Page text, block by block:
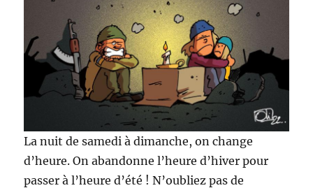
La nuit de samedi à dimanche, on change
d’heure. On abandonne l’heure d’hiver pour
passer à l’heure d’été ! N’oubliez pas de